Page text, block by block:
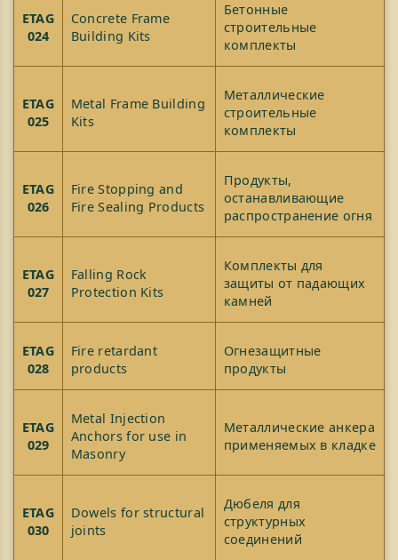
ETAG
024
Concrete Frame
Building Kits
Бетонные
строительные
комплекты
ETAG
025
Metal Frame Building
Kits
Металлические
строительные
комплекты
ETAG
026
Fire Stopping and
Fire Sealing Products
Продукты,
останавливающие
распространение огня
ETAG
027
Falling Rock
Protection Kits
Комплекты для
защиты от падающих
камней
ETAG
028
Fire retardant
products
Огнезащитные
продукты
ETAG
029
Metal Injection
Anchors for use in
Masonry
Металлические анкера
применяемых в кладке
ETAG
030
Dowels for structural
joints
Дюбеля для
структурных
соединений